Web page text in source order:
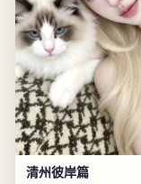
清州彼岸篇